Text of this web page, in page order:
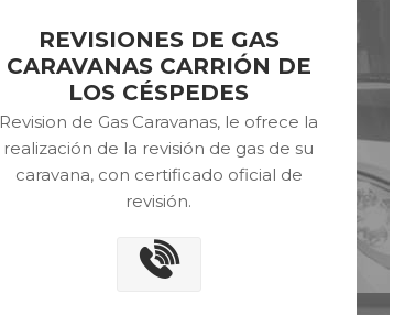
REVISIONES DE GAS
CARAVANAS CARRIÓN DE
LOS CÉSPEDES
Revision de Gas Caravanas, le ofrece la
realización de la revisión de gas de su
caravana, con certificado oficial de
revisión.